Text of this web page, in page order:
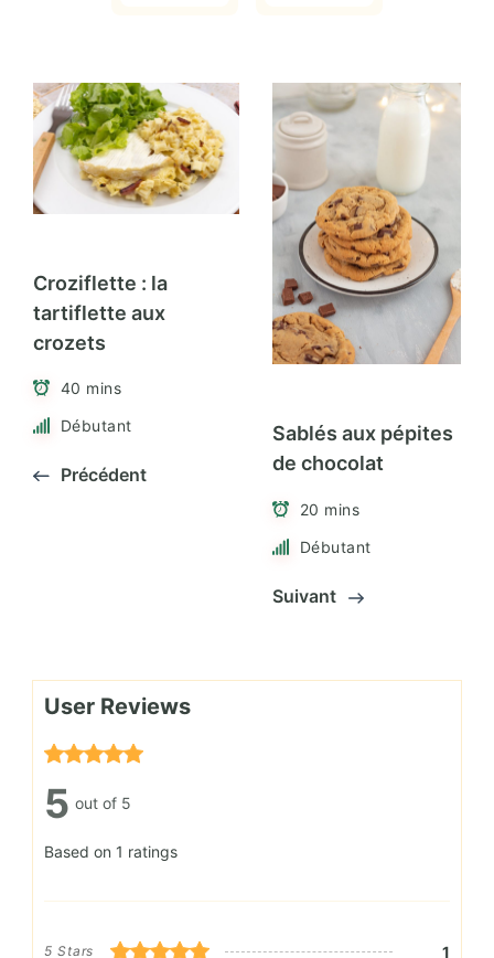
Croziflette : la
tartiflette aux
crozets
40 mins
Débutant
Précédent
Sablés aux pépites
de chocolat
20 mins
Débutant
Suivant
User Reviews
5 out of 5
Based on 1 ratings
5 Stars 1